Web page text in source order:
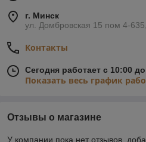
г. Минск
ул. Домбровская 15 пом 4-
Контакты
Сегодня работает с 10:00
Показать весь график
Отзывы о магазине
У компании пока нет отзывов,